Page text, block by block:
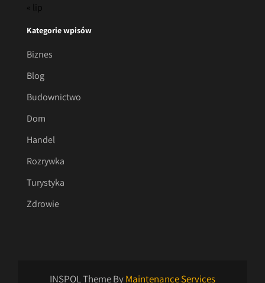
« lip
Kategorie wpisów
Biznes
Blog
Budownictwo
Dom
Handel
Rozrywka
Turystyka
Zdrowie
INSPOL Theme ByMaintenance Services